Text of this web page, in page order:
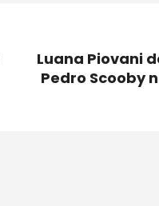
Luana Piovani
Pedro Scooby